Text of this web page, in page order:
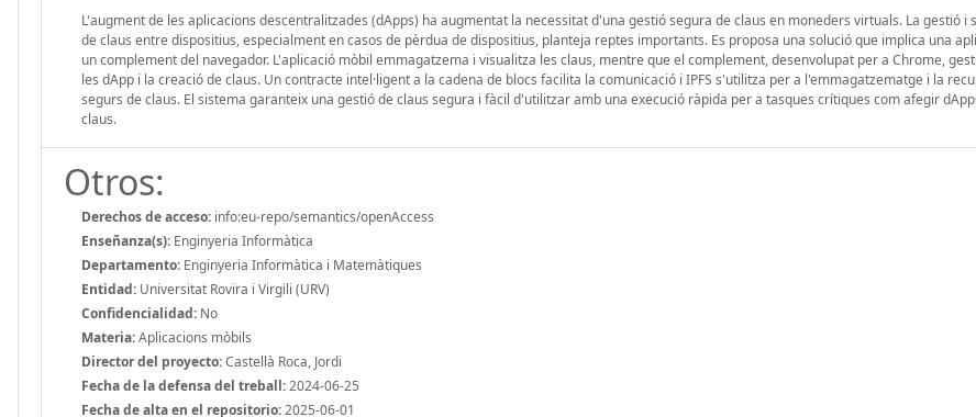
L'augment de les aplicacions descentralitzades (dApps) ha augmentat la necessitat d'una gestió segura de claus en moneders virtuals. La gestió i
de claus entre dispositius, especialment en casos de pèrdua de dispositius, planteja reptes importants. Es proposa una solució que implica una
un complement del navegador. L'aplicació mòbil emmagatzema i visualitza les claus, mentre que el complement, desenvolupat per a Chrome,
les dApp i la creació de claus. Un contracte intel·ligent a la cadena de blocs facilita la comunicació i IPFS s'utilitza per a l'emmagatzematge i la
segurs de claus. El sistema garanteix una gestió de claus segura i fàcil d'utilitzar amb una execució ràpida per a tasques crítiques com afegir
claus.
Otros:
Derechos de acceso: info:eu-repo/semantics/openAccess
Enseñanza(s): Enginyeria Informàtica
Departamento: Enginyeria Informàtica i Matemàtiques
Entidad: Universitat Rovira i Virgili (URV)
Confidencialidad: No
Materia:Aplicacions mòbils
Director del proyecto:Castellà Roca, Jordi
Fecha de la defensa del treball:2024-06-25
Fecha de alta en el repositorio:2025-06-01